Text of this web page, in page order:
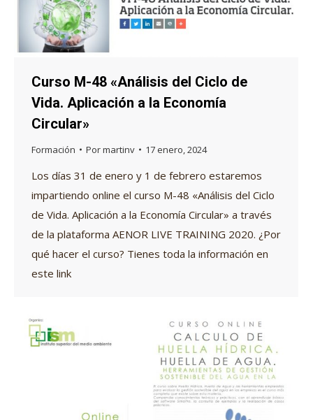
Curso M-48 «Análisis del Ciclo de
Vida. Aplicación a la Economía
Circular»
Formación Pormartinv 17 enero, 2024
Los días 31 de enero y 1 de febrero estaremos
impartiendo online el curso M-48 «Análisis del Ciclo
de Vida. Aplicación a la Economía Circular» a través
de la plataforma AENOR LIVE TRAINING 2020. ¿Por
qué hacer el curso? Tienes toda la información en
este link